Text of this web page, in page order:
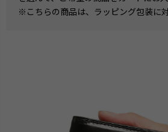
※こちらの商品は、ラッピング包装に